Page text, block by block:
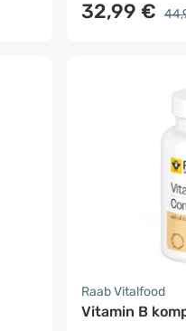
32,99 €
Raab Vitalfood
Vitamin B